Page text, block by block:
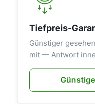
Tiefpreis-
Günstiger
mit — Antwort